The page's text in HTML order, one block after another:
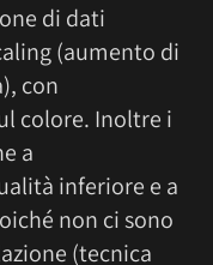
di dati
(aumento di
con
colore. Inoltre i
a
inferiore e a
non ci sono
(tecnica